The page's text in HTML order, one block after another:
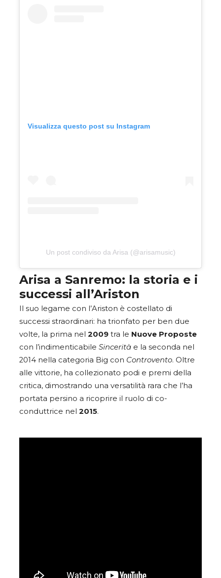
Visualizza questo post su Instagram
Un post condiviso da Arisa (@arisamusic)
Arisa a Sanremo: la storia e i
successi all’Ariston
Il suo legame con l’Ariston è costellato di
successi straordinari: ha trionfato per ben due
volte, la prima nel 2009 tra le Nuove Proposte
con l’indimenticabile Sincerità e la seconda nel
2014 nella categoria Big con Controvento. Oltre
alle vittorie, ha collezionato podi e premi della
critica, dimostrando una versatilità rara che l’ha
portata persino a ricoprire il ruolo di co-
conduttrice nel 2015.